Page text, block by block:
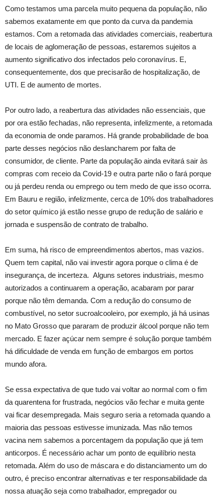
Como testamos uma parcela muito pequena da população, não
sabemos exatamente em que ponto da curva da pandemia
estamos. Com a retomada das atividades comerciais, reabertura
de locais de aglomeração de pessoas, estaremos sujeitos a
aumento significativo dos infectados pelo coronavírus. E,
consequentemente, dos que precisarão de hospitalização, de
UTI. E de aumento de mortes.
Por outro lado, a reabertura das atividades não essenciais, que
por ora estão fechadas, não representa, infelizmente, a retomada
da economia de onde paramos. Há grande probabilidade de boa
parte desses negócios não deslancharem por falta de
consumidor, de cliente. Parte da população ainda evitará sair às
compras com receio da Covid-19 e outra parte não o fará porque
ou já perdeu renda ou emprego ou tem medo de que isso ocorra.
Em Bauru e região, infelizmente, cerca de 10% dos trabalhadores
do setor químico já estão nesse grupo de redução de salário e
jornada e suspensão de contrato de trabalho.
Em suma, há risco de empreendimentos abertos, mas vazios.
Quem tem capital, não vai investir agora porque o clima é de
insegurança, de incerteza. Alguns setores industriais, mesmo
autorizados a continuarem a operação, acabaram por parar
porque não têm demanda. Com a redução do consumo de
combustível, no setor sucroalcooleiro, por exemplo, já há usinas
no Mato Grosso que pararam de produzir álcool porque não tem
mercado. E fazer açúcar nem sempre é solução porque também
há dificuldade de venda em função de embargos em portos
mundo afora.
Se essa expectativa de que tudo vai voltar ao normal com o fim
da quarentena for frustrada, negócios vão fechar e muita gente
vai ficar desempregada. Mais seguro seria a retomada quando a
maioria das pessoas estivesse imunizada. Mas não temos
vacina nem sabemos a porcentagem da população que já tem
anticorpos. É necessário achar um ponto de equilíbrio nesta
retomada. Além do uso de máscara e do distanciamento um do
outro, é preciso encontrar alternativas e ter responsabilidade da
nossa atuação seja como trabalhador, empregador ou